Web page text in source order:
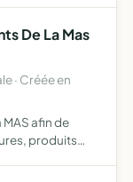
De La Mas
· Créée en
afin de
produits